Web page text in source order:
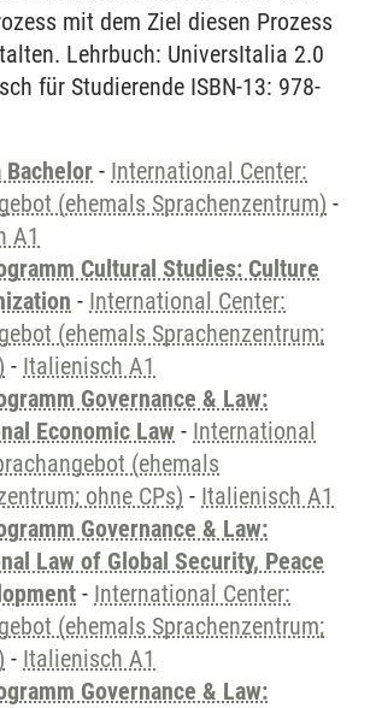
mit dem Ziel diesen Prozess
Lehrbuch: UniversItalia 2.0
für Studierende ISBN-13: 978-
Bachelor - International Center:
(ehemals Sprachenzentrum) -
A1
Cultural Studies: Culture
- International Center:
(ehemals Sprachenzentrum;
- Italienisch A1
Governance & Law:
Economic Law - International
(ehemals
ohne CPs) - Italienisch A1
Governance & Law:
Law of Global Security, Peace
- International Center:
(ehemals Sprachenzentrum;
- Italienisch A1
Governance & Law: